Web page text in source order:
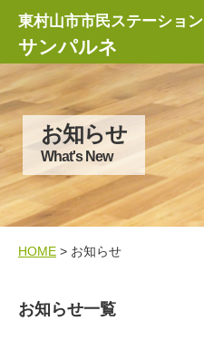
東村山市市民ステーション
サンパルネ
お知らせ
What's New
HOME > お知らせ
お知らせ一覧